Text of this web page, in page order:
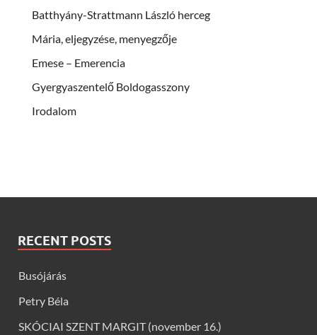
Batthyány-Strattmann László herceg
Mária, eljegyzése, menyegzője
Emese – Emerencia
Gyergyaszentelő Boldogasszony
Irodalom
RECENT POSTS
Busójárás
Petry Béla
SKÓCIAI SZENT MARGIT (november 16.)